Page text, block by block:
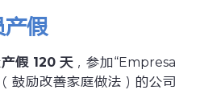
产假
产假 120 天，参加“Empresa
鼓励改善家庭做法）的公司